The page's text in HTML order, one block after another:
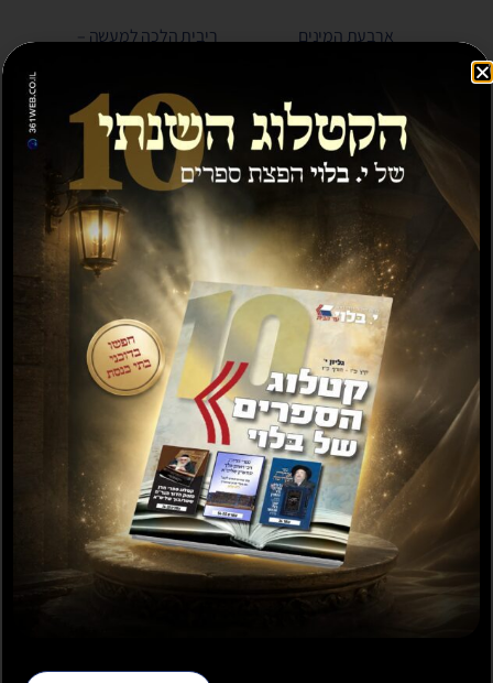
ארבעת המינים
הוספה לסל
ריבית הלכה למעשה –
30.00
הוספה לסל
כשרות המזון תרומות
ומעשרות – הרב ויא
₪35.00
₪25.00
הוספה לסל
קיצור ספרי בדיקת
המזון – הרב ויא
₪25.00
הוספה לסל